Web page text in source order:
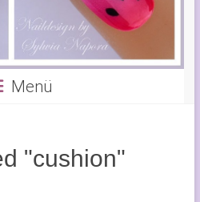
Menü
"cushion"